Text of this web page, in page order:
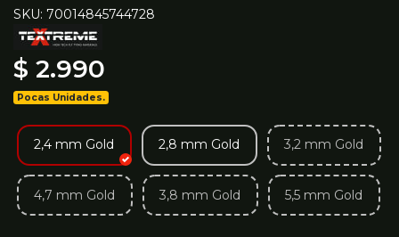
SKU: 70014845744728
$ 2.990
Pocas Unidades.
2,4 mm Gold 2,8 mm Gold 3,2 mm Gold
4,7 mm Gold 3,8 mm Gold 5,5 mm Gold